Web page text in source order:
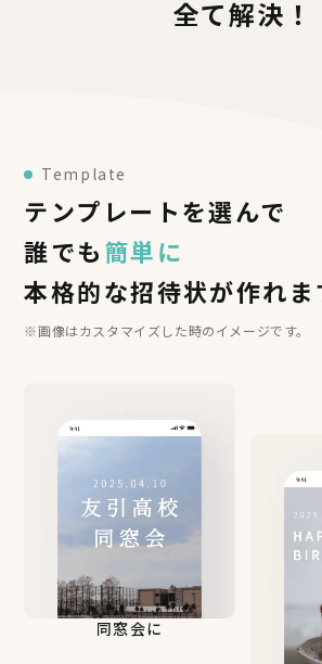
全て解決！
Template
テンプレートを選んで
誰でも簡単に
本格的な招待状が作れま
※画像はカスタマイズした時のイメージです。
同窓会に